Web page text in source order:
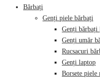
Bărbați
Genți piele bărbați
Genți bărbați
Genți umăr
Rucsacuri
Genți laptop
Borsete piele